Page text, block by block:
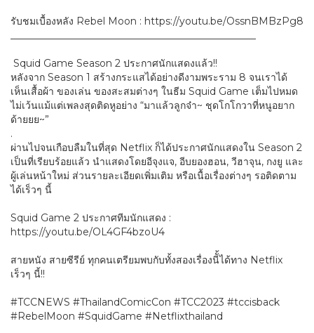
รับชมเบื้องหลัง Rebel Moon : https://youtu.be/OssnBMBzPg8
Squid Game Season 2 ประกาศนักแสดงแล้ว!!
หลังจาก Season 1 สร้างกระแสได้อย่างดีงามพระราม 8 จนเราได้
เห็นเสื้อผ้า ของเล่น ของสะสมต่างๆ ในธีม Squid Game เต็มไปหมด
ไม่เว้นแม้แต่เพลงสุดติดหูอย่าง “มาแล้วลูกจ๋า~ ชุดโกโกวาที่หนูอยาก
ด้ายยย~”
.
ผ่านไปจนเกือบลืมในที่สุด Netflix ก็ได้ประกาศนักแสดงใน Season 2
เป็นที่เรียบร้อยแล้ว นำแสดงโดยอีจุงแจ, อีบยองฮอน, วีฮาจุน, กงยู และ
ผู้เล่นหน้าใหม่ ส่วนรายละเอียดเพิ่มเติม หรือเนื้อเรื่องต่างๆ รอติดตาม
ได้เร็วๆ นี้
Squid Game 2 ประกาศทีมนักแสดง :
https://youtu.be/OL4GF4bzoU4
สายหนัง สายซีรีย์ ทุกคนเตรียมพบกับทั้งสองเรื่องนีั้ได้ทาง Netflix
เร็วๆ นี้!!
#TCCNEWS #ThailandComicCon #TCC2023 #tccisback
#RebelMoon #SquidGame #Netflixthailand